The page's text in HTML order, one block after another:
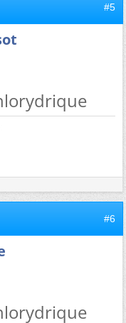
#5
#6